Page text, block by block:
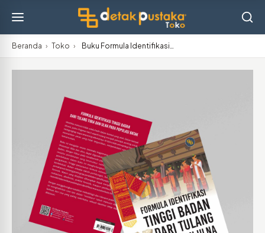
Beranda › Toko › Buku Formula Identifikasi…